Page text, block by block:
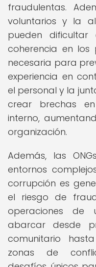
fraudulentas.
voluntarios y la
pueden
coherencia en los
necesaria para
experiencia en
el personal y la
crear brechas
interno,
organización.
Además, las
entornos
corrupción es
el riesgo de
operaciones de
abarcar desde
comunitario
zonas de